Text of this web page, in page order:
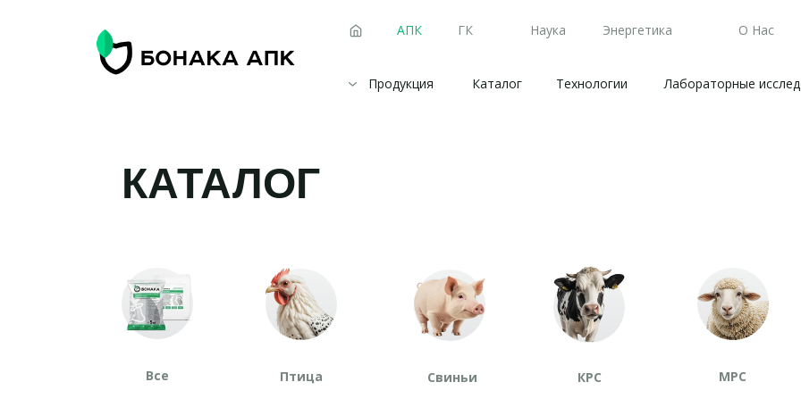
АПК ГК Наука Энергетика О Нас
Продукция Каталог Технологии Лабораторные
Птица
Все Свиньи КРС МРС
КАТАЛОГ